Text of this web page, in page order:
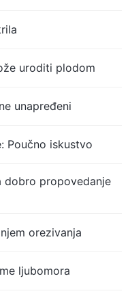
uroditi plodom
unapređeni
Poučno iskustvo
dobro propovedanje
orezivanja
ljubomora